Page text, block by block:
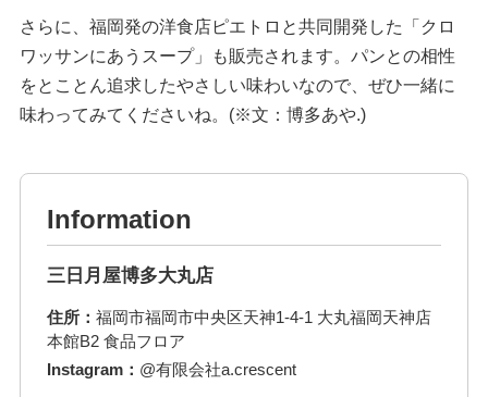
さらに、福岡発の洋食店ピエトロと共同開発した「クロ
ワッサンにあうスープ」も販売されます。パンとの相性
をとことん追求したやさしい味わいなので、ぜひ一緒に
味わってみてくださいね。(※文：博多あや.)
Information
三日月屋博多大丸店
住所： 福岡市福岡市中央区天神1-4-1 大丸福岡天神店
本館B2 食品フロア
Instagram： @有限会社a.crescent